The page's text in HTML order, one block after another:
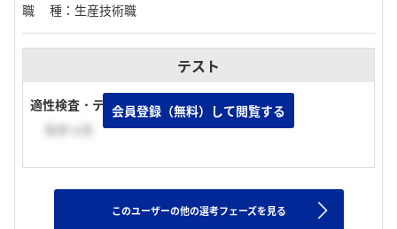
職種 ： 生産技術職
テスト
適性検査・テストの有無
なかった
会員登録（無料）して閲覧する
このユーザーの他の選考フェーズを見る